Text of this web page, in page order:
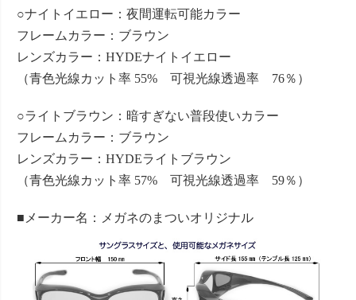
○ナイトイエロー：夜間運転可能カラー
フレームカラー：ブラウン
レンズカラー：HYDEナイトイエロー
（青色光線カット率 55% 可視光線透過率 76％）
○ライトブラウン：暗すぎない普段使いカラー
フレームカラー：ブラウン
レンズカラー：HYDEライトブラウン
（青色光線カット率 57% 可視光線透過率 59％）
■メーカー名：メガネのまついオリジナル